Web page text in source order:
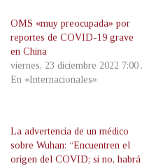
OMS «muy preocupada» por
reportes de COVID-19 grave
en China
viernes, 23 diciembre 2022 7:00
En «Internacionales»
La advertencia de un médico
sobre Wuhan: “Encuentren el
origen del COVID; si no, habrá